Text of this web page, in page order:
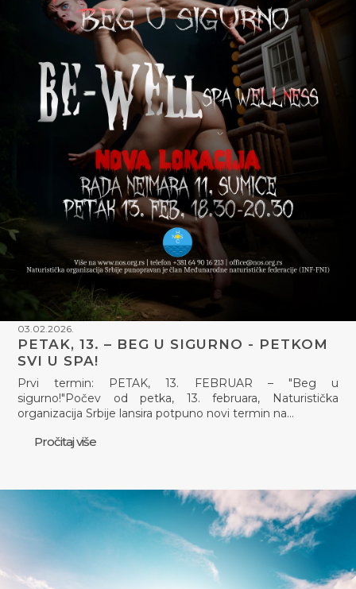
03.02.2026.
PETAK, 13. – BEG U SIGURNO - PETKOM
SVI U SPA!
Prvi termin: PETAK, 13. FEBRUAR – "Beg u
sigurno!"Počev od petka, 13. februara, Naturistička
organizacija Srbije lansira potpuno novi termin na…
Pročitaj više